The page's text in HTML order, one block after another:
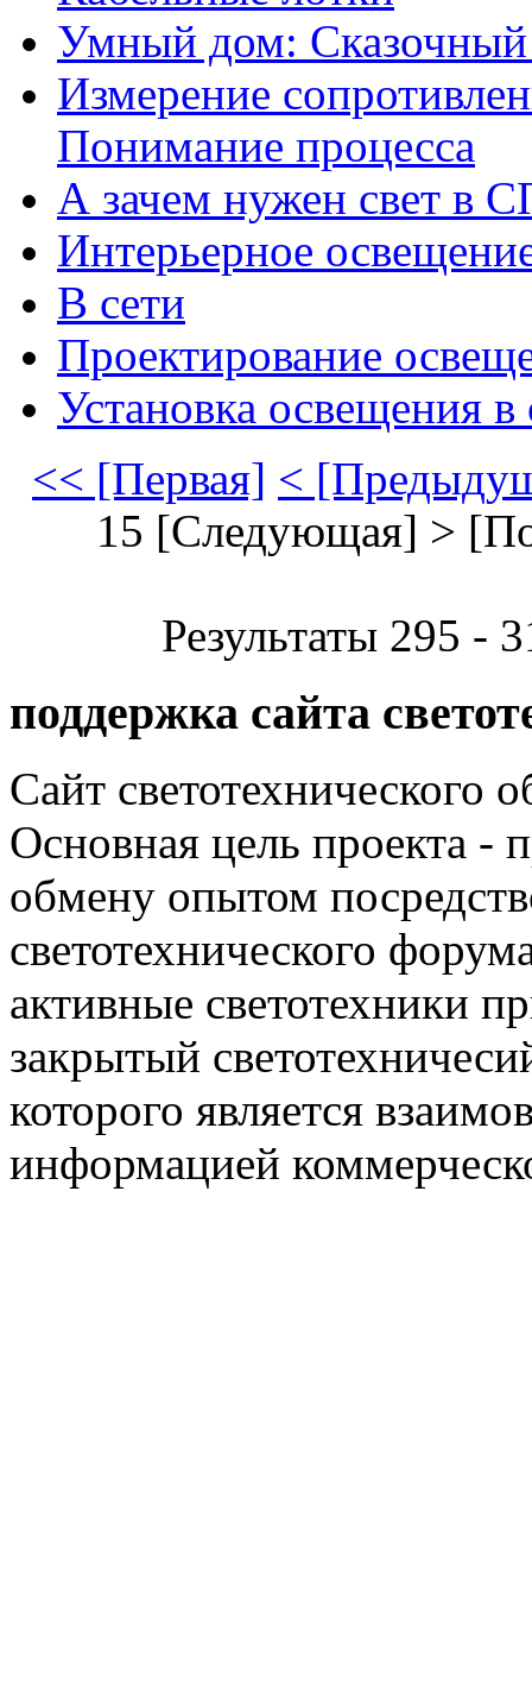
Умный дом:
Измерение
Понимание процесса
А зачем нужен свет в
Интерьерное
В сети
Проектирование
Установка освещения в
<< [Первая] <
15 [Следующая] >
Результаты 295 -
поддержка сайта
Сайт светотехнического
Основная цель проекта -
обмену опытом
светотехнического
активные светотехники
закрытый
которого является
информацией